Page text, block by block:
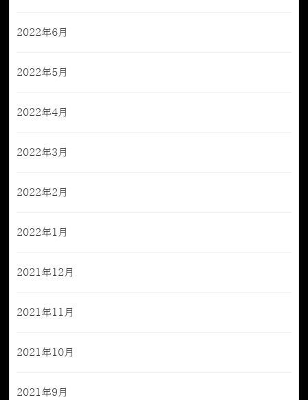
2022年6月
2022年5月
2022年4月
2022年3月
2022年2月
2022年1月
2021年12月
2021年11月
2021年10月
2021年9月